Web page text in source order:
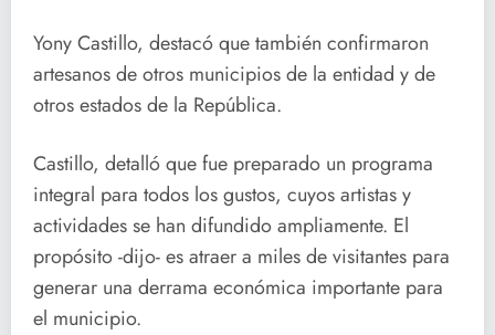
Yony Castillo, destacó que también confirmaron
artesanos de otros municipios de la entidad y de
otros estados de la República.
Castillo, detalló que fue preparado un programa
integral para todos los gustos, cuyos artistas y
actividades se han difundido ampliamente. El
propósito -dijo- es atraer a miles de visitantes para
generar una derrama económica importante para
el municipio.